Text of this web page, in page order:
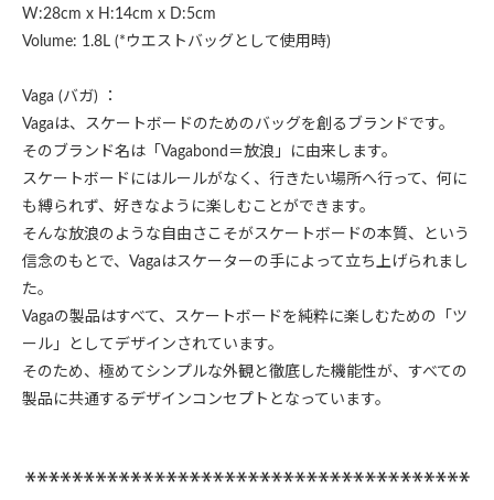
W:28cm x H:14cm x D:5cm
Volume: 1.8L (*ウエストバッグとして使用時)
Vaga (バガ) ：
Vagaは、スケートボードのためのバッグを創るブランドです。
そのブランド名は「Vagabond＝放浪」に由来します。
スケートボードにはルールがなく、行きたい場所へ行って、何に
も縛られず、好きなように楽しむことができます。
そんな放浪のような自由さこそがスケートボードの本質、という
信念のもとで、Vagaはスケーターの手によって立ち上げられまし
た。
Vagaの製品はすべて、スケートボードを純粋に楽しむための「ツ
ール」としてデザインされています。
そのため、極めてシンプルな外観と徹底した機能性が、すべての
製品に共通するデザインコンセプトとなっています。